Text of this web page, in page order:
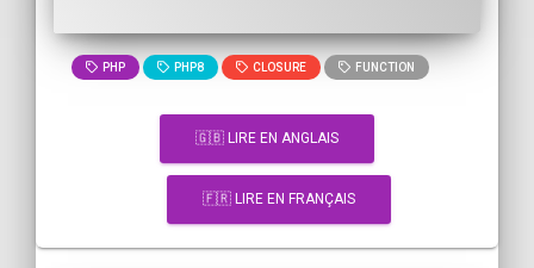
PHP PHP8 CLOSURE FUNCTION
🇬🇧 LIRE EN ANGLAIS
🇫🇷 LIRE EN FRANÇAIS